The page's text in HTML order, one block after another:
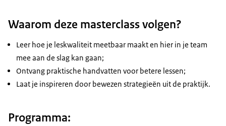
Waarom deze masterclass volgen?
Leer hoe je leskwaliteit meetbaar maakt en hier in je team
mee aan de slag kan gaan;
Ontvang praktische handvatten voor betere lessen;
Laat je inspireren door bewezen strategieën uit de praktijk.
Programma: